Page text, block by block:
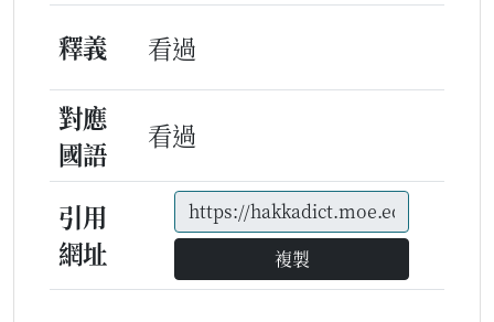
釋義
看過
對應
國語
看過
引用
網址
複製